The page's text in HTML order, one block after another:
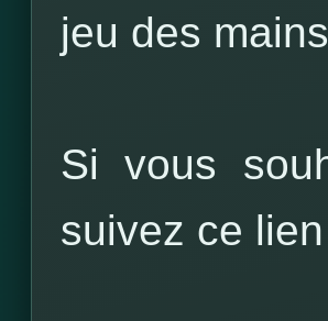
jeu des
Si vous
suivez ce